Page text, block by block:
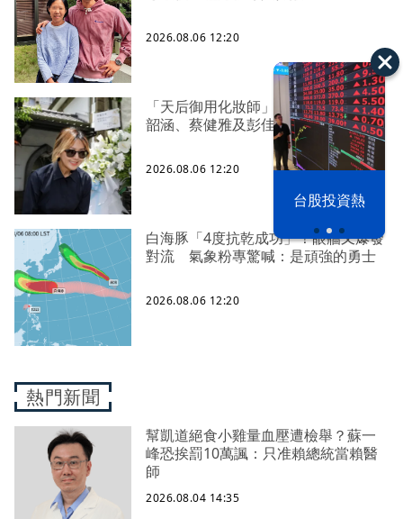
台股投資熱
2026.08.06 12:20
「天后御用化妝師」陳聆薇追思會 張
韶涵、蔡健雅及彭佳慧都到了
2026.08.06 12:20
白海豚「4度抗乾成功」！眼牆又爆發
對流 氣象粉專驚喊：是頑強的勇士
2026.08.06 12:20
熱門新聞
幫凱道絕食小雞量血壓遭檢舉？蘇一
峰恐挨罰10萬諷：只准賴總統當賴醫
師
2026.08.04 14:35